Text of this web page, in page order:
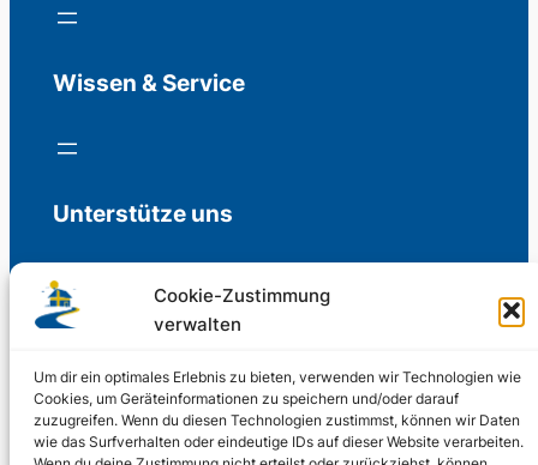
Cookie-Zustimmung
verwalten
Um dir ein optimales Erlebnis zu bieten, verwenden wir Technologien wie
Cookies, um Geräteinformationen zu speichern und/oder darauf
zuzugreifen. Wenn du diesen Technologien zustimmst, können wir Daten
wie das Surfverhalten oder eindeutige IDs auf dieser Website verarbeiten.
Wissen & Service
Unterstütze uns
Freiwillige Spenden für die Aufrechterhaltung
Support us